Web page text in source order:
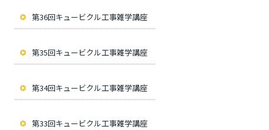
第36回キュービクル工事雑学講座
第35回キュービクル工事雑学講座
第34回キュービクル工事雑学講座
第33回キュービクル工事雑学講座